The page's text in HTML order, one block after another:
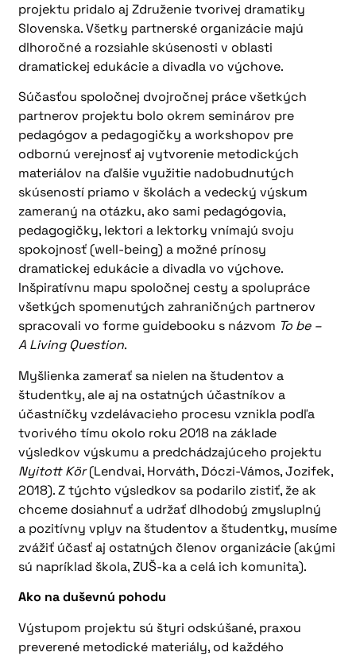
projektu pridalo aj Združenie tvorivej dramatiky
Slovenska. Všetky partnerské organizácie majú
dlhoročné a rozsiahle skúsenosti v oblasti
dramatickej edukácie a divadla vo výchove.
Súčasťou spoločnej dvojročnej práce všetkých
partnerov projektu bolo okrem seminárov pre
pedagógov a pedagogičky a workshopov pre
odbornú verejnosť aj vytvorenie metodických
materiálov na ďalšie využitie nadobudnutých
skúseností priamo v školách a vedecký výskum
zameraný na otázku, ako sami pedagógovia,
pedagogičky, lektori a lektorky vnímajú svoju
spokojnosť (well-being) a možné prínosy
dramatickej edukácie a divadla vo výchove.
Inšpiratívnu mapu spoločnej cesty a spolupráce
všetkých spomenutých zahraničných partnerov
spracovali vo forme guidebooku s názvom To be –
A Living Question.
Myšlienka zamerať sa nielen na študentov a
študentky, ale aj na ostatných účastníkov a
účastníčky vzdelávacieho procesu vznikla podľa
tvorivého tímu okolo roku 2018 na základe
výsledkov výskumu a predchádzajúceho projektu
Nyitott Kör(Lendvai, Horváth, Dóczi-Vámos, Jozifek,
2018). Z týchto výsledkov sa podarilo zistiť, že ak
chceme dosiahnuť a udržať dlhodobý zmysluplný
a pozitívny vplyv na študentov a študentky, musíme
zvážiť účasť aj ostatných členov organizácie (akými
sú napríklad škola, ZUŠ-ka a celá ich komunita).
Ako na duševnú pohodu
Výstupom projektu sú štyri odskúšané, praxou
preverené metodické materiály, od každého